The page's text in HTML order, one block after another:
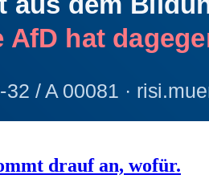
drauf an, wofür.